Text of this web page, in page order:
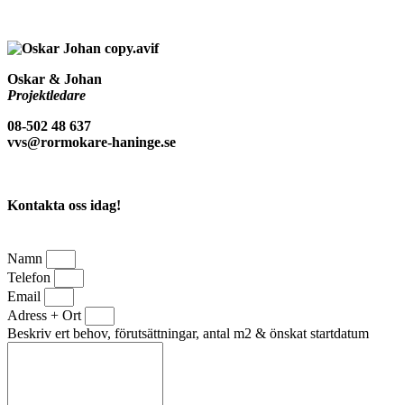
Oskar & Johan
Projektledare
08-502 48 637
vvs@rormokare-haninge.se
Kontakta oss idag!
Namn
Telefon
Email
Adress + Ort
Beskriv ert behov, förutsättningar, antal m2 & önskat startdatum